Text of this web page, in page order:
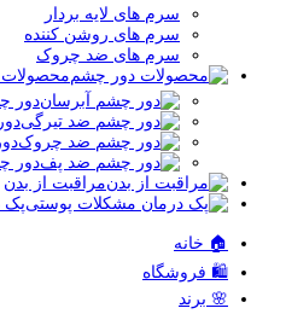
سرم های لایه بردار
سرم های روشن کننده
سرم های ضد چروک
دور
دور
مراقبت از بدن
پک
🏠 خانه
🛍️ فروشگاه
🌸 برند